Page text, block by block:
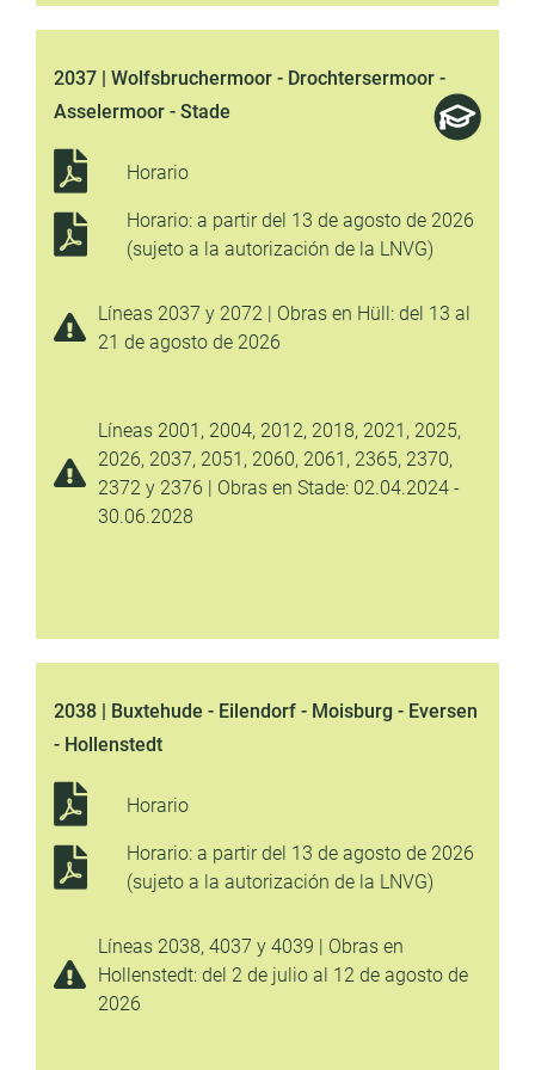
2037 | Wolfsbruchermoor - Drochtersermoor -
Asselermoor - Stade
Horario
Horario: a partir del 13 de agosto de 2026
(sujeto a la autorización de la LNVG)
Líneas 2037 y 2072 | Obras en Hüll: del 13 al
21 de agosto de 2026
Líneas 2001, 2004, 2012, 2018, 2021, 2025,
2026, 2037, 2051, 2060, 2061, 2365, 2370,
2372 y 2376 | Obras en Stade: 02.04.2024 -
30.06.2028
2038 | Buxtehude - Eilendorf - Moisburg - Eversen
- Hollenstedt
Horario
Horario: a partir del 13 de agosto de 2026
(sujeto a la autorización de la LNVG)
Líneas 2038, 4037 y 4039 | Obras en
Hollenstedt: del 2 de julio al 12 de agosto de
2026